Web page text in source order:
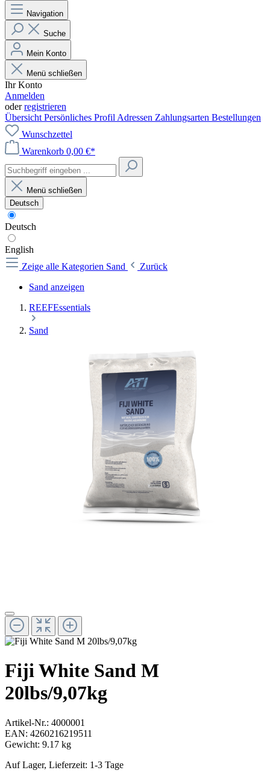
Navigation
Suche
Mein Konto
Menü schließen
Ihr Konto
Anmelden
oderregistrieren
Übersicht Persönliches Profil Adressen Zahlungsarten Bestellungen
Wunschzettel
Warenkorb 0,00 €*
Menü schließen
Deutsch
Deutsch
English
Zeige alle Kategorien Sand
Zurück
Sand anzeigen
REEFEssentials
Sand
Fiji White Sand M
20lbs/9,07kg
Artikel-Nr.: 4000001
EAN: 4260216219511
Gewicht: 9.17 kg
Auf Lager, Lieferzeit: 1-3 Tage